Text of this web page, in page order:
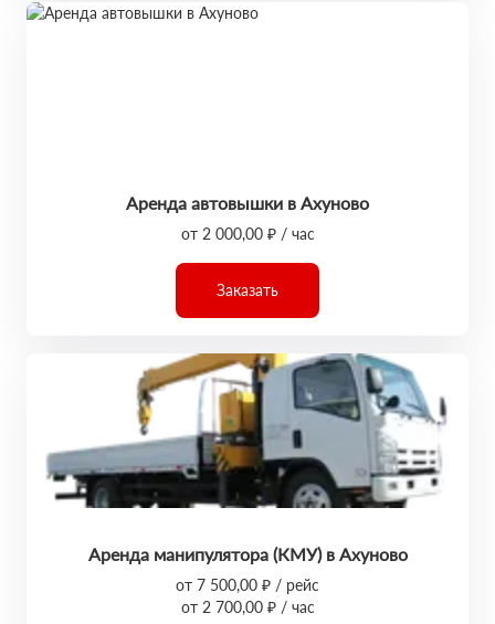
Аренда автовышки в Ахуново
от 2 000,00 ₽ / час
Заказать
Аренда манипулятора (КМУ) в Ахуново
от 7 500,00 ₽ / рейс
от 2 700,00 ₽ / час